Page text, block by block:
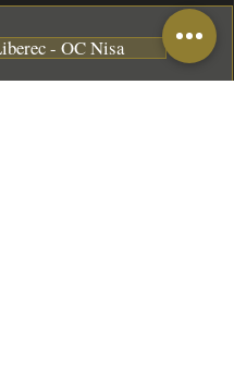
- OC Nisa